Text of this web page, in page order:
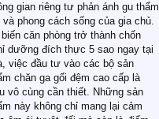
gian riêng tư phản ánh gu thẩm
và phong cách sống của gia chủ.
căn phòng trở thành chốn
dưỡng đích thực 5 sao ngay tại
việc đầu tư vào các bộ sản
chăn ga gối đệm cao cấp là
vô cùng cần thiết. Những sản
này không chỉ mang lại cảm